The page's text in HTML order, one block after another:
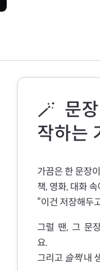
기록하기로 했습니다.
김신지 (지은이)
휴머니스트
상관없는 거 아닌가
장기하 (지은이)
문학동네
제철 행복 - 가장 알맞은
인플루엔셜(주)
아몬드 (양장) - 제
손원평 (지은이)
🪄 문
작하는
가끔은 한 문장
책, 영화, 대화 속
“이건 저장해두
그럴 땐, 그 문
요.
그리고 슬쩍내